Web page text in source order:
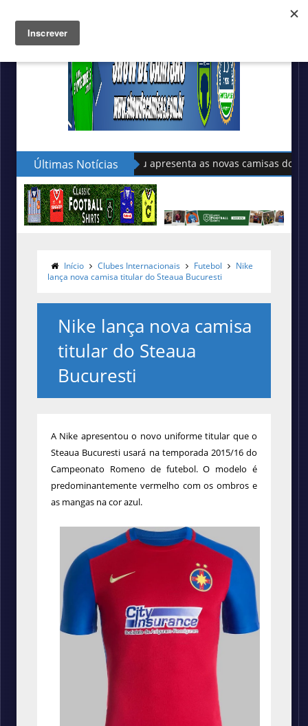
Últimas Notícias
Sudu apresenta as novas camisas do País de Gales
Início Clubes Internacionais Futebol
Nike
lança nova camisa titular do Steaua Bucuresti
Nike lança nova camisa
titular do Steaua
Bucuresti
A Nike apresentou o novo uniforme titular que o
Steaua Bucuresti usará na temporada 2015/16 do
Campeonato Romeno de futebol. O modelo é
predominantemente vermelho com os ombros e
as mangas na cor azul.